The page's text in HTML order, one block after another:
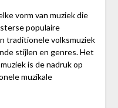
vorm van muziek die
populaire
traditionele volksmuziek
stijlen en genres. Het
is de nadruk op
muzikale